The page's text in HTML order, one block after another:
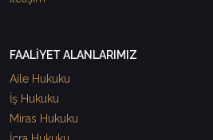
FAALİYET ALANLARIMIZ
Aile Hukuku
İş Hukuku
Miras Hukuku